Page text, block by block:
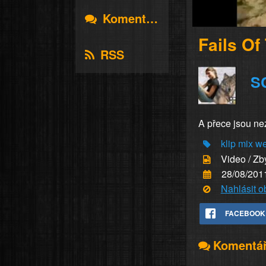
Komentáře
RSS Fails Of
A přece jsou
klip mix
Video /
28/08/
Nahlásit
FACEBOOK